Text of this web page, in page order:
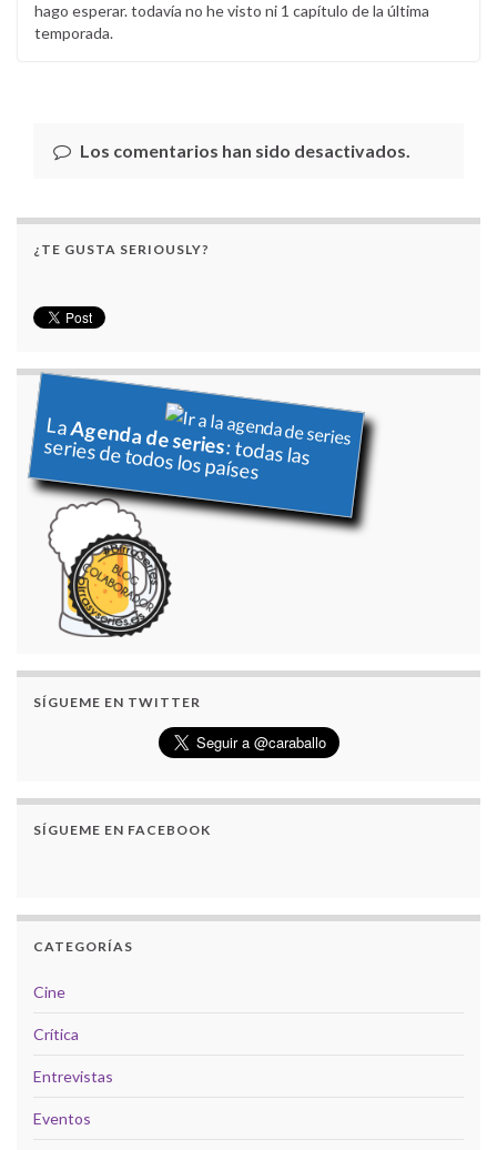
hago esperar. todavía no he visto ni 1 capítulo de la última
temporada.
Los comentarios han sido desactivados.
¿TE GUSTA SERIOUSLY?
LaAgenda de series: todas las
series de todos los países
SÍGUEME EN TWITTER
SÍGUEME EN FACEBOOK
CATEGORÍAS
Cine
Crítica
Entrevistas
Eventos